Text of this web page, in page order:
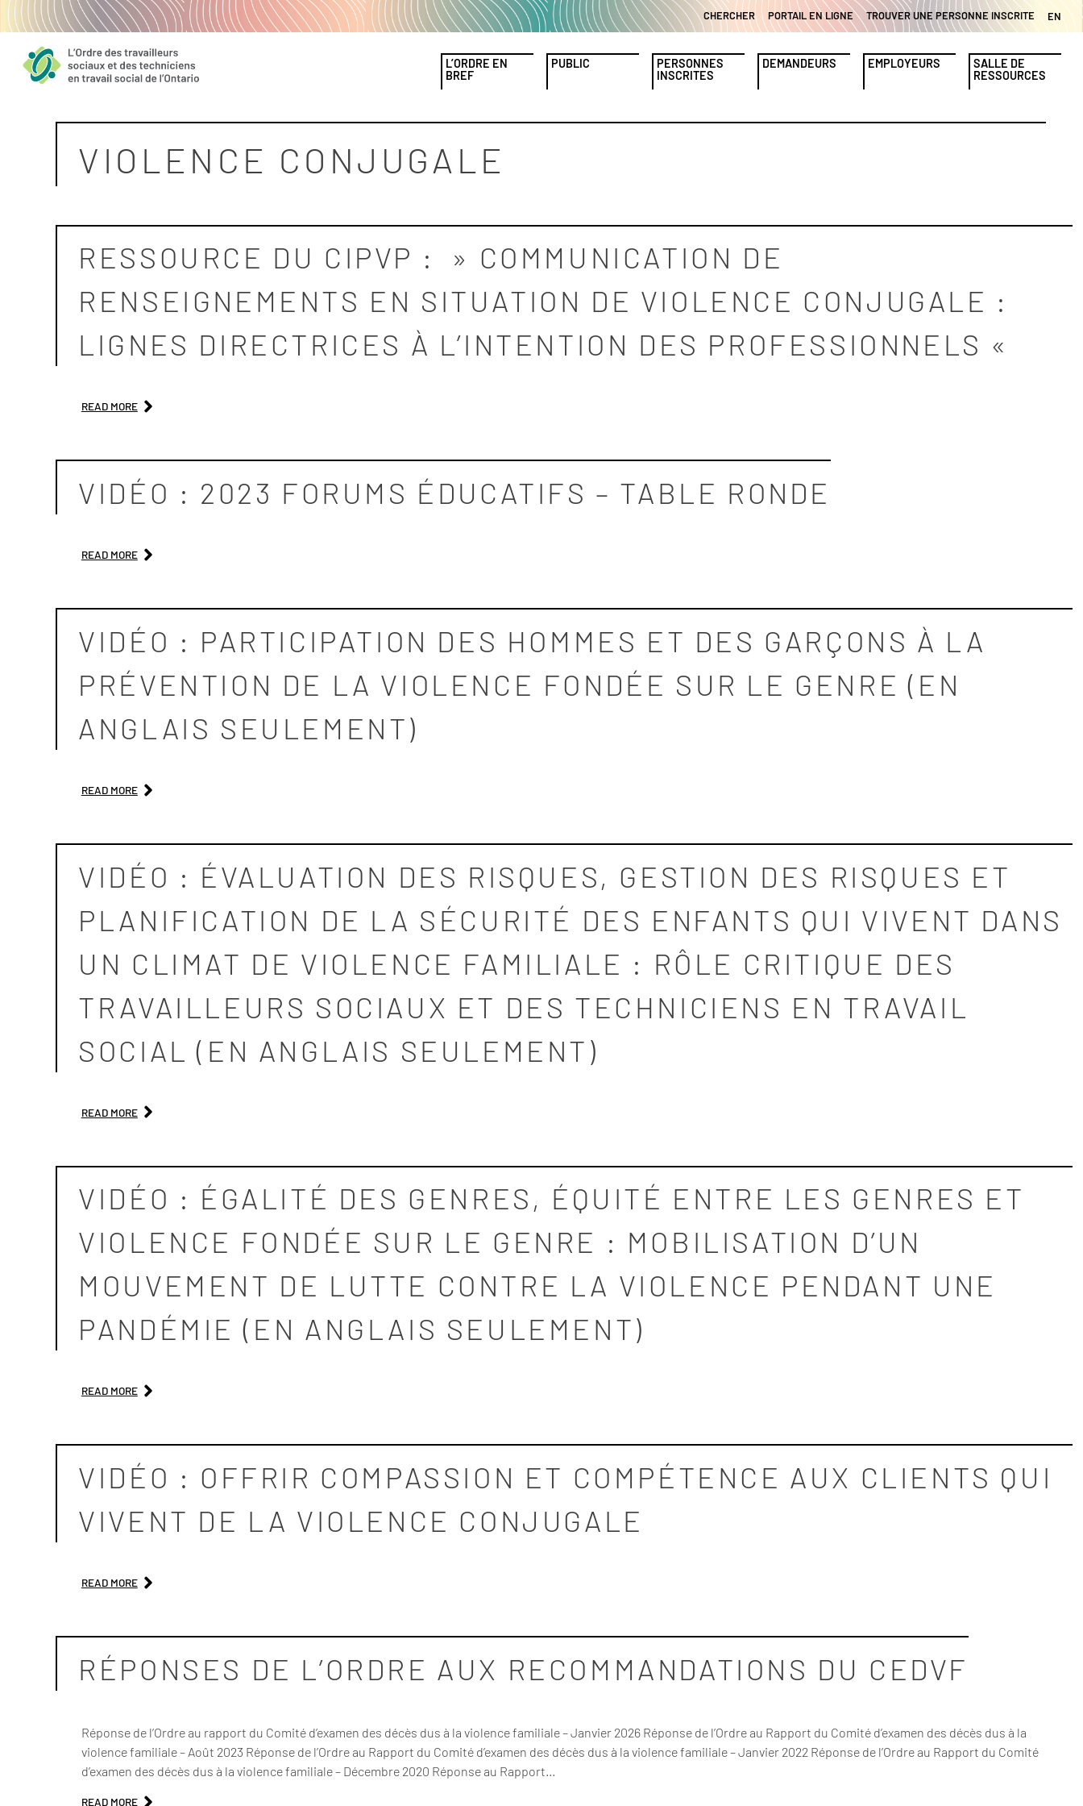
Skip
to
content
CHERCHER PORTAIL EN LIGNE TROUVER UNE PERSONNE INSCRITE EN
L’ORDRE EN
BREF
PUBLIC
PERSONNES
INSCRITES
DEMANDEURS EMPLOYEURS
SALLE DE
RESSOURCES
VIOLENCE CONJUGALE
RESSOURCE DU CIPVP : » COMMUNICATION DE
RENSEIGNEMENTS EN SITUATION DE VIOLENCE CONJUGALE :
LIGNES DIRECTRICES À L’INTENTION DES PROFESSIONNELS «
READ MORE
VIDÉO : 2023 FORUMS ÉDUCATIFS – TABLE RONDE
READ MORE
VIDÉO : PARTICIPATION DES HOMMES ET DES GARÇONS À LA
PRÉVENTION DE LA VIOLENCE FONDÉE SUR LE GENRE (EN
ANGLAIS SEULEMENT)
READ MORE
VIDÉO : ÉVALUATION DES RISQUES, GESTION DES RISQUES ET
PLANIFICATION DE LA SÉCURITÉ DES ENFANTS QUI VIVENT DANS
UN CLIMAT DE VIOLENCE FAMILIALE : RÔLE CRITIQUE DES
TRAVAILLEURS SOCIAUX ET DES TECHNICIENS EN TRAVAIL
SOCIAL (EN ANGLAIS SEULEMENT)
READ MORE
VIDÉO : ÉGALITÉ DES GENRES, ÉQUITÉ ENTRE LES GENRES ET
VIOLENCE FONDÉE SUR LE GENRE : MOBILISATION D’UN
MOUVEMENT DE LUTTE CONTRE LA VIOLENCE PENDANT UNE
PANDÉMIE (EN ANGLAIS SEULEMENT)
READ MORE
VIDÉO : OFFRIR COMPASSION ET COMPÉTENCE AUX CLIENTS QUI
VIVENT DE LA VIOLENCE CONJUGALE
READ MORE
RÉPONSES DE L’ORDRE AUX RECOMMANDATIONS DU CEDVF
Réponse de l’Ordre au rapport du Comité d’examen des décès dus à la violence familiale – Janvier 2026 Réponse de l’Ordre au Rapport du Comité d’examen des décès dus à la
violence familiale – Août 2023 Réponse de l’Ordre au Rapport du Comité d’examen des décès dus à la violence familiale – Janvier 2022 Réponse de l’Ordre au Rapport du Comité
d’examen des décès dus à la violence familiale – Décembre 2020 Réponse au Rapport…
READ MORE